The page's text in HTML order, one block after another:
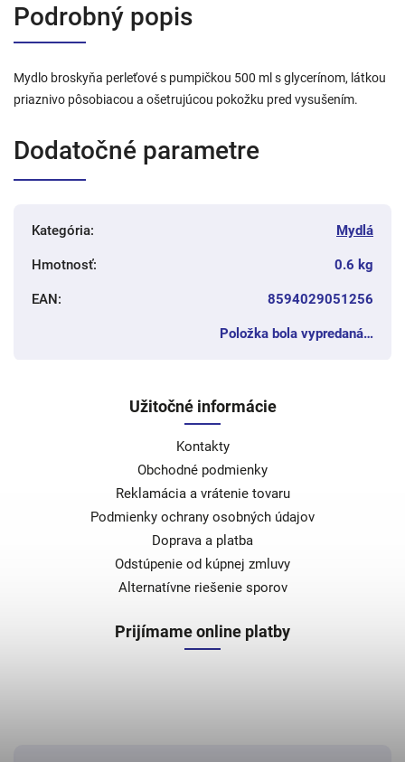
Podrobný popis
Mydlo broskyňa perleťové s pumpičkou 500 ml s glycerínom, látkou
priaznivo pôsobiacou a ošetrujúcou pokožku pred vysušením.
Dodatočné parametre
Kategória: Mydlá
Hmotnosť: 0.6 kg
EAN: 8594029051256
Položka bola vypredaná…
Užitočné informácie
Kontakty
Obchodné podmienky
Reklamácia a vrátenie tovaru
Podmienky ochrany osobných údajov
Doprava a platba
Odstúpenie od kúpnej zmluvy
Alternatívne riešenie sporov
Prijímame online platby